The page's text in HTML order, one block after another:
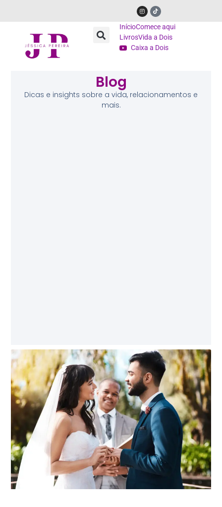
InícioComece aqui
LivrosVida a Dois
Caixa a Dois
Blog
Dicas e insights sobre a vida, relacionamentos e
mais.